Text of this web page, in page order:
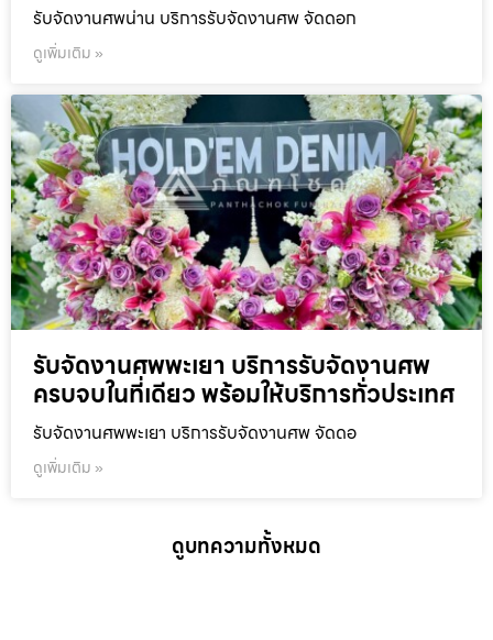
รับจัดงานศพน่าน บริการรับจัดงานศพ จัดดอก
ดูเพิ่มเติม »
รับจัดงานศพพะเยา บริการรับจัดงานศพ
ครบจบในที่เดียว พร้อมให้บริการทั่วประเทศ
รับจัดงานศพพะเยา บริการรับจัดงานศพ จัดดอ
ดูเพิ่มเติม »
ดูบทความทั้งหมด